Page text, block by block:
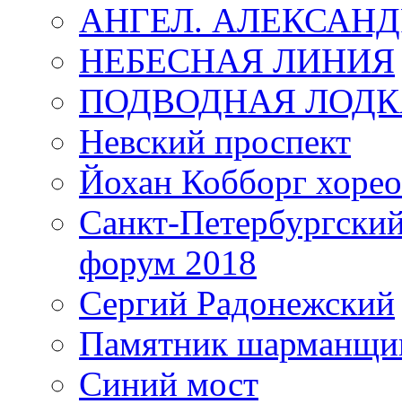
АНГЕЛ.
НЕБЕСНАЯ ЛИНИЯ
ПОДВОДНАЯ
Невский проспект
Йохан Кобборг
Санкт-
форум 2018
Сергий Радонежский
Памятник
Синий мост